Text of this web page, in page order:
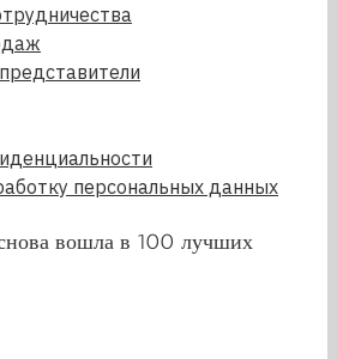
персональных данных
вошла в 100 лучших